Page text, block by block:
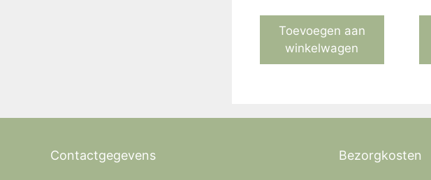
Toevoegen aan
winkelwagen
Contactgegevens Bezorgkosten